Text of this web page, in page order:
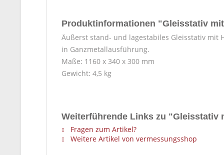
Produktinformationen "Gleisstativ
Äußerst stand- und lagestabiles Gleisstativ mit
in Ganzmetallausführung.
Maße: 1160 x 340 x 300 mm
Gewicht: 4,5 kg
Weiterführende Links zu "Gleisstativ
Fragen zum Artikel?
Weitere Artikel von vermessungsshop